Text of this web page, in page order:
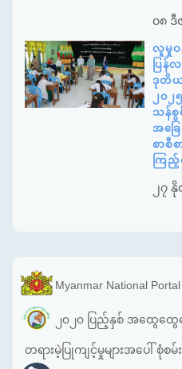
၀၈ ဒီ
လူမှုဝ
ပြန်
ဒုတိယ
၂၀
သန်စွ
အခ
စာစီ
ကြည့်
၂၇
Myanmar National Portal
၂၀၂၀ ပြည့်နှစ် အထွေထွ
တရားမဲ့ပြုကျင့်မှုများအပေါ် စုံစမ်